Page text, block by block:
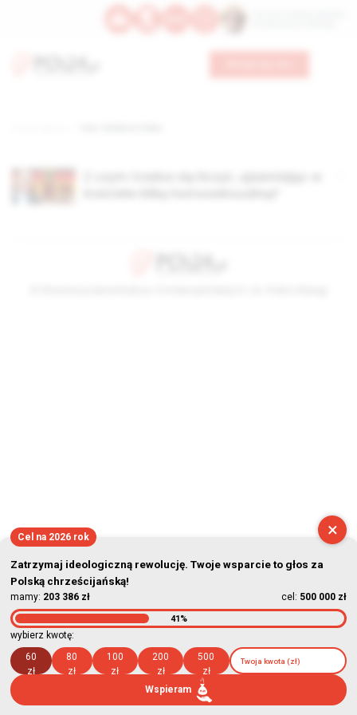
×
Cel na 2026 rok
Zatrzymaj ideologiczną rewolucję. Twoje wsparcie to głos za
Polską chrześcijańską!
mamy: 203 386 zł cel: 500 000 zł
41%
wybierz kwotę:
60
zł
80
zł
100
zł
200
zł
500
zł
Wspieram